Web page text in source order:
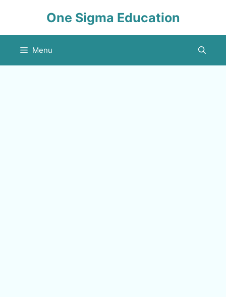
One Sigma Education
Menu